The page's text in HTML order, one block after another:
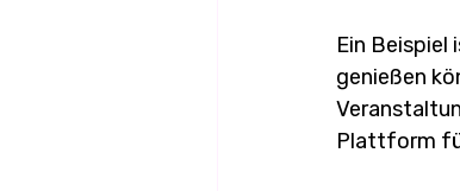
Ein Beispiel
genießen
Plattform